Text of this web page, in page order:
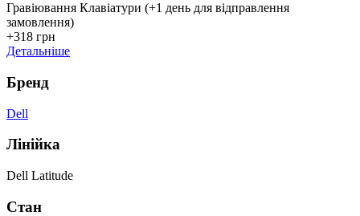
Гравіювання Клавіатури (+1 день для відправлення
замовлення)
+318 грн
Детальніше
Бренд
Dell
Лінійка
Dell Latitude
Стан